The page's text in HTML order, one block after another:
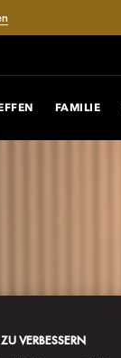
FAMILIE
VERBESSERN